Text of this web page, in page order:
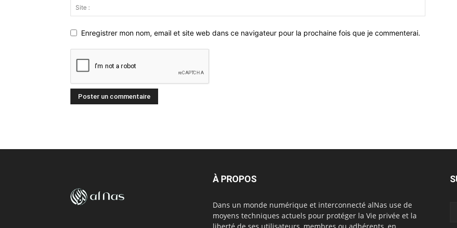
Enregistrer mon nom, email et site web dans ce navigateur pour la prochaine fois que je commenterai.
À PROPOS
Dans un monde numérique et interconnecté alNas use de
moyens techniques actuels pour protéger la Vie privée et la